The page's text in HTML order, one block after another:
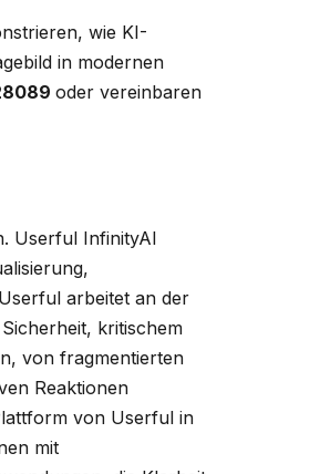
wie KI-
in modernen
oder vereinbaren
Userful InfinityAI
arbeitet an der
kritischem
von fragmentierten
Reaktionen
von Userful in
mit